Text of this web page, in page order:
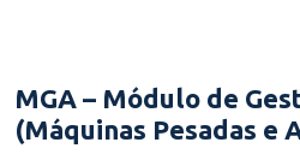
MGA – Módulo de
(Máquinas Pesadas e